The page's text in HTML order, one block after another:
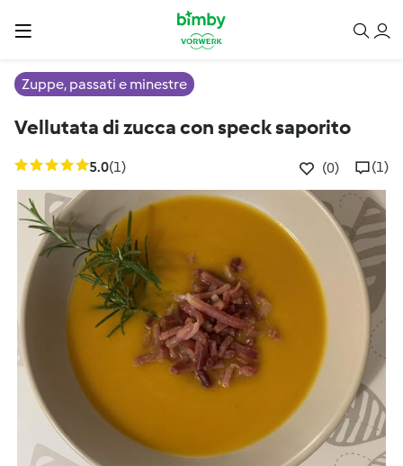
Zuppe, passati e minestre
Vellutata di zucca con speck saporito
5.0(1) (0) (1)